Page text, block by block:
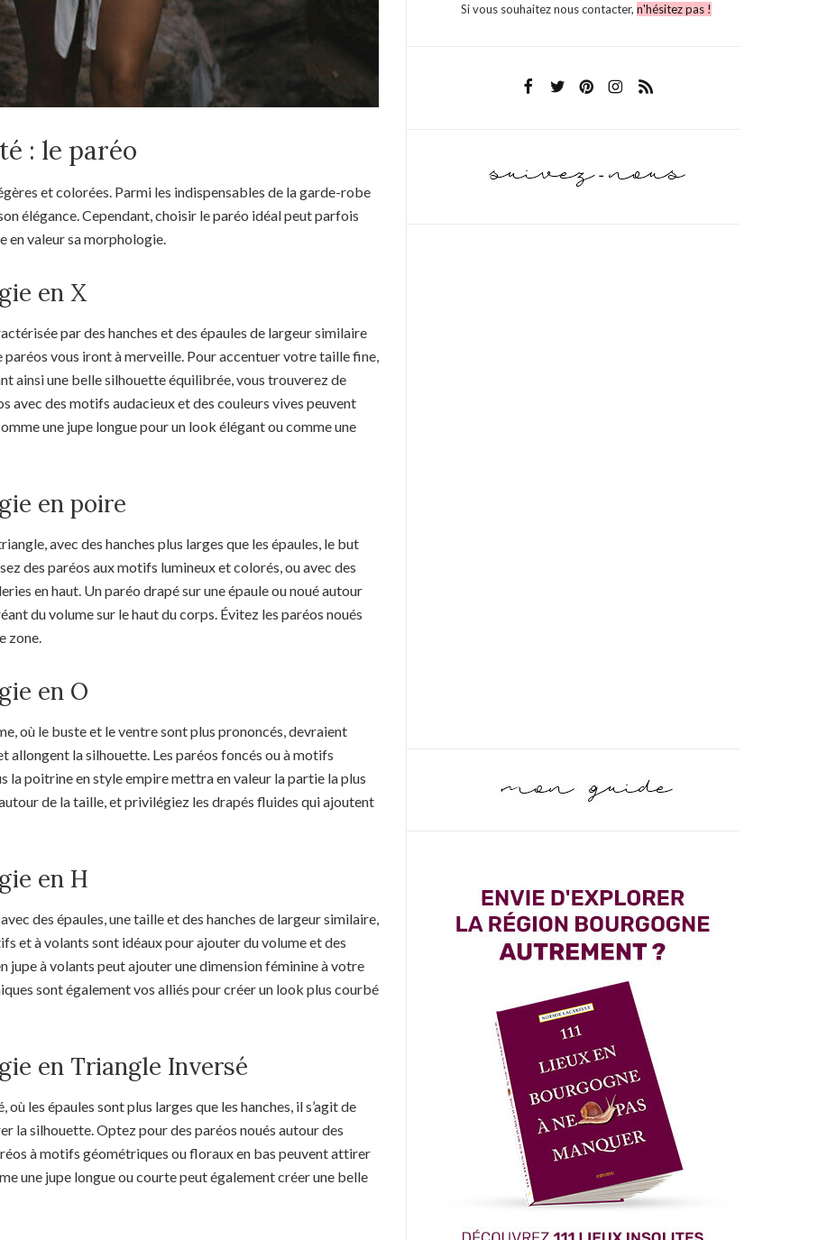
: le paréo
et colorées. Parmi les indispensables de la garde-robe
élégance. Cependant, choisir le paréo idéal peut parfois
en valeur sa morphologie.
en X
par des hanches et des épaules de largeur similaire
vous iront à merveille. Pour accentuer votre taille fine,
ainsi une belle silhouette équilibrée, vous trouverez de
avec des motifs audacieux et des couleurs vives peuvent
une jupe longue pour un look élégant ou comme une
en poire
avec des hanches plus larges que les épaules, le but
des paréos aux motifs lumineux et colorés, ou avec des
en haut. Un paréo drapé sur une épaule ou noué autour
du volume sur le haut du corps. Évitez les paréos noués
zone.
en O
où le buste et le ventre sont plus prononcés, devraient
allongent la silhouette. Les paréos foncés ou à motifs
la poitrine en style empire mettra en valeur la partie la plus
de la taille, et privilégiez les drapés fluides qui ajoutent
en H
des épaules, une taille et des hanches de largeur similaire,
et à volants sont idéaux pour ajouter du volume et des
jupe à volants peut ajouter une dimension féminine à votre
sont également vos alliés pour créer un look plus courbé
en Triangle Inversé
les épaules sont plus larges que les hanches, il s’agit de
la silhouette. Optez pour des paréos noués autour des
à motifs géométriques ou floraux en bas peuvent attirer
une jupe longue ou courte peut également créer une belle
Si vous souhaitez nous contacter,n'hésitez pas !